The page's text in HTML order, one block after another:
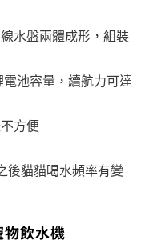
水盤兩體成形，組裝
電池容量，續航力可達
方便
後貓貓喝水頻率有變
飲水機